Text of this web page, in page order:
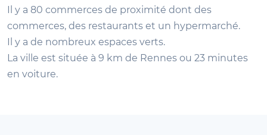
Il y a 80 commerces de proximité dont des
commerces, des restaurants et un hypermarché.
Il y a de nombreux espaces verts.
La ville est située à 9 km de Rennes ou 23 minutes
en voiture.